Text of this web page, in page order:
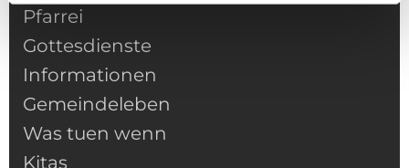
Pfarrei
Gottesdienste
Informationen
Gemeindeleben
Was tuen wenn
Kitas